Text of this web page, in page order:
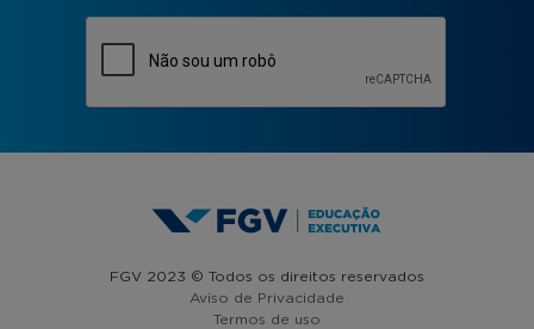
FGV 2023 © Todos os direitos reservados
Aviso de Privacidade
Termos de uso